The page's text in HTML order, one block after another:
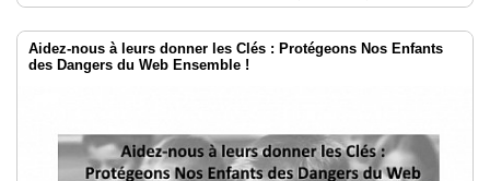
Aidez-nous à leurs donner les Clés : Protégeons Nos Enfants
des Dangers du Web Ensemble !